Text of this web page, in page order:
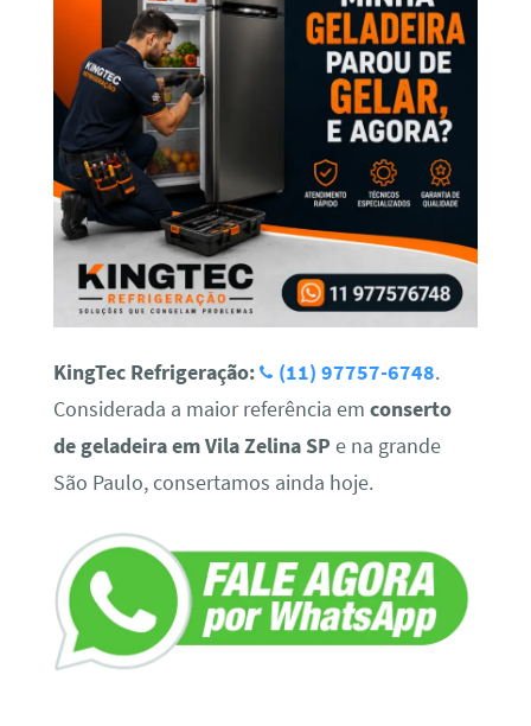
KingTec Refrigeração: (11) 97757-6748.
Considerada a maior referência em conserto
de geladeira em Vila Zelina SP e na grande
São Paulo, consertamos ainda hoje.